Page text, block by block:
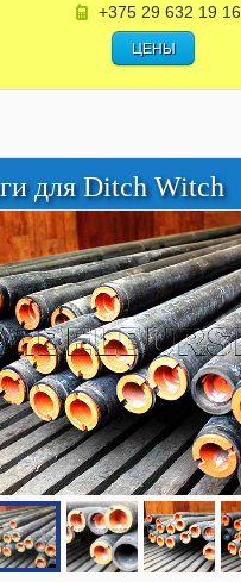
+375 29 632 19 16
ЦЕНЫ
для Ditch Witch